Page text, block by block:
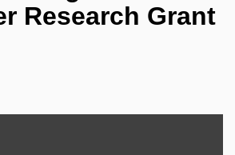
Research Grant